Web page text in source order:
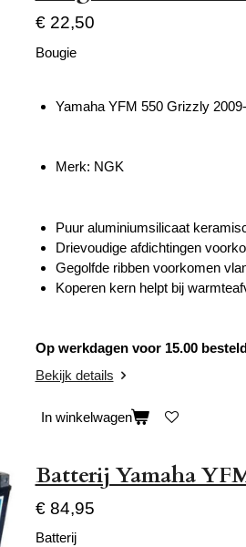
€ 22,50
Bougie
Yamaha YFM 550 Grizzly
Merk: NGK
Puur aluminiumsilicaat
Drievoudige afdichtingen
Gegolfde ribben voorkomen
Koperen kern helpt bij
Op werkdagen voor 15.00
Bekijk details
In winkelwagen
Batterij Yamaha
€ 84,95
Batterij